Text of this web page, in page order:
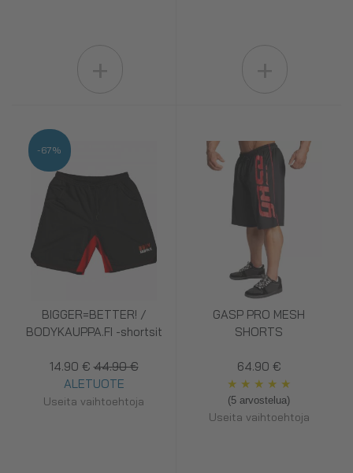
BIGGER=BETTER! /
BODYKAUPPA.FI -shortsit
14.90 € 44.90 €
ALETUOTE
Useita vaihtoehtoja
-67%
GASP PRO MESH
SHORTS
64.90 €
★ ★ ★ ★ ★
(5 arvostelua)
Useita vaihtoehtoja